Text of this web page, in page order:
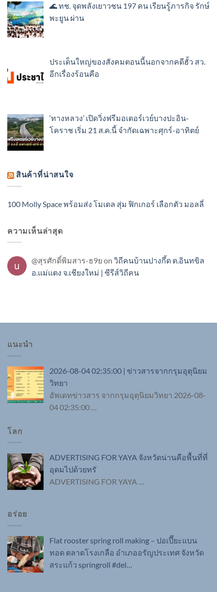
🌊 ทช. จุดพลังเยาวชน 197 คน เรียนรู้ภารกิจ รักษ์
พะยูน ผ่าน
ประเด็นใหญ่ของสังคมตอนนี้นอกจากคดีฮั้ว สว.
อีกเรื่องร้อนคือ
‘ทางหลวง’ เปิดวิ่งฟรีมอเตอร์เวย์บางปะอิน-
โคราช เริ่ม 21 ส.ค.นี้ จำกัดเฉพาะศุกร์-อาทิตย์
สินค้าที่น่าสนใจ
100 Molly Space พร้อมส่ง โมเดล สุ่ม ฟิกเกอร์ เลือกตัว มอลลี่
ความเห็นล่าสุด
@สุรศักดิ์พิมสาร-ธ9ย on วิถีคนบ้านปางกึ้ด ต.อินทขิล
อ.แม่แตง จ.เชียงใหม่ | ซีรีส์วิถีคน
แนะนำ
2026-08-04 02:35:00 | ข่าวสารจากกรุมอุตุนิยม
วิทยา
อัพเดทข่าวสาร จากกรุมอุตุนิยมวิทยา 2026-08-
04 02:35:00
โลก
ADVERTISING FOR YAYA จังหวัดน่านคือพื้นที่ที่
อุดมไปด้วยทรั
ADVERTISING FOR YAYA …
อร่อย
Flat rooster spring roll making – ปอเปี๊ยะแบน
ทอด ตลาดโรงเกลือ อำเภออรัญประเทศ จังหวัด
สระแก้ว springroll #del…